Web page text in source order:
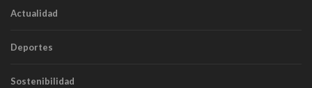
Actualidad
Deportes
Sostenibilidad